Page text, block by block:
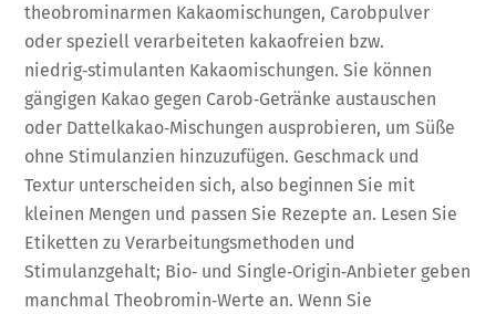
theobrominarmen Kakaomischungen, Carobpulver
oder speziell verarbeiteten kakaofreien bzw.
niedrig‑stimulanten Kakaomischungen. Sie können
gängigen Kakao gegen Carob‑Getränke austauschen
oder Dattelkakao‑Mischungen ausprobieren, um Süße
ohne Stimulanzien hinzuzufügen. Geschmack und
Textur unterscheiden sich, also beginnen Sie mit
kleinen Mengen und passen Sie Rezepte an. Lesen Sie
Etiketten zu Verarbeitungsmethoden und
Stimulanzgehalt; Bio‑ und Single‑Origin‑Anbieter geben
manchmal Theobromin‑Werte an. Wenn Sie